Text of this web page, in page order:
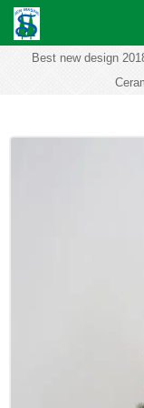
2018 Best new design